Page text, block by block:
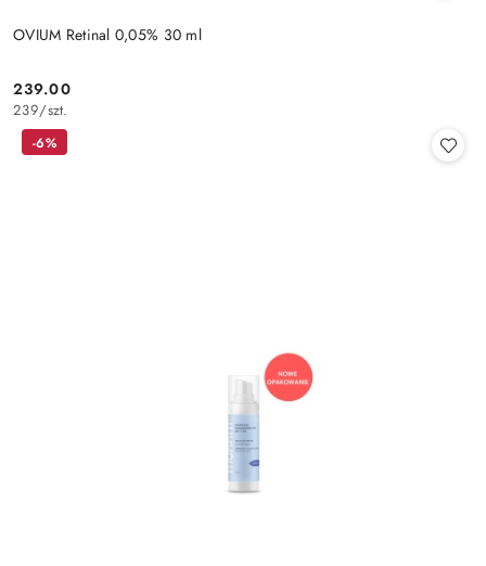
OVIUM Retinal 0,05% 30 ml
Cena:
239.00
239/szt.
-6%